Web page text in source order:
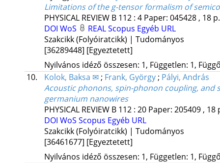
Limitations of the g-tensor formalism of
PHYSICAL REVIEW B 112: 4 Paper: 045428 , 18
DOI WoS REALScopus Egyéb URL
Szakcikk (Folyóiratcikk) | Tudományos
[36289448] [Egyeztetett]
Nyilvános idéző összesen: 1, Független: 1,
10.
Kolok, Baksa ✉ ; Frank, György ; Pályi, András
Acoustic phonons, spin-phonon coupling,
germanium nanowires
PHYSICAL REVIEW B 112: 20 Paper: 205409 , 18
DOI WoS Scopus Egyéb URL
Szakcikk (Folyóiratcikk) | Tudományos
[36461677] [Egyeztetett]
Nyilvános idéző összesen: 1, Független: 1,